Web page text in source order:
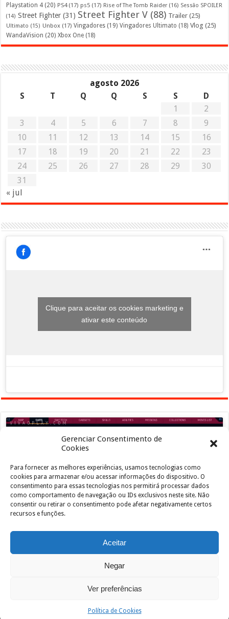
Gerenciar Consentimento de
Cookies
Para fornecer as melhores experiências, usamos tecnologias como
cookies para armazenar e/ou acessar informações do dispositivo. O
consentimento para essas tecnologias nos permitirá processar dados
como comportamento de navegação ou IDs exclusivos neste site. Não
consentir ou retirar o consentimento pode afetar negativamente certos
recursos e funções.
Aceitar
Negar
Ver preferências
Política de Cookies
Playstation 4 (20) PS4(17) ps5 (17) Rise of The Tomb Raider (16) Sessão SPOILER
(14) Street Fighter (31) Street Fighter V (88) Trailer (25)
Ultimato (15) Unbox (17) Vingadores (19) Vingadores Ultimato (18) Vlog (25)
WandaVision (20) Xbox One (18)
agosto 2026
S
T Q Q S S
D
1
2
3
4 5 6 7 8
9
10
11 12 13 14 15
16
17
18 19 20 21 22
23
24
25 26 27 28 29
30
31
« jul
Clique para aceitar os cookies marketing e
ativar este conteúdo
Clique para aceitar os cookies marketing e
ativar este conteúdo
João de Jesus Junior| Designed by
© Copyright 2026, All Rights Reserved